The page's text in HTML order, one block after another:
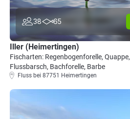
38 65
Iller (Heimertingen)
Fischarten: Regenbogenforelle, Quappe,
Flussbarsch, Bachforelle, Barbe
Fluss bei 87751 Heimertingen